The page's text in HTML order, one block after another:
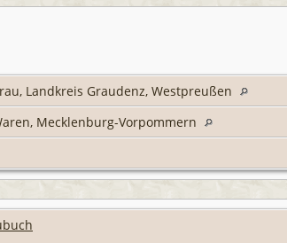
Landkreis Graudenz, Westpreußen
Mecklenburg-Vorpommern